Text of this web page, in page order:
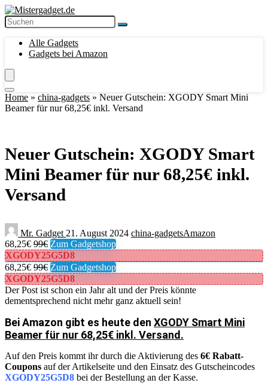
Alle Gadgets
Gadgets bei Amazon
Home » china-gadgets » Neuer Gutschein: XGODY Smart Mini
Beamer für nur 68,25€ inkl. Versand
Neuer Gutschein: XGODY Smart
Mini Beamer für nur 68,25€ inkl.
Versand
Mr. Gadget 21. August 2024 china-gadgetsAmazon
68,25€ 99€ Zum Gadgetshop
XGODY25G5D8
68,25€ 99€ Zum Gadgetshop
XGODY25G5D8
Der Post ist schon ein Jahr alt und der Preis könnte
dementsprechend nicht mehr ganz aktuell sein!
Bei Amazon gibt es heute den XGODY Smart Mini
Beamer für nur 68,25€ inkl. Versand.
Auf den Preis kommt ihr durch die Aktivierung des 6€ Rabatt-
Coupons auf der Artikelseite und den Einsatz des Gutscheincodes
XGODY25G5D8 bei der Bestellung an der Kasse.